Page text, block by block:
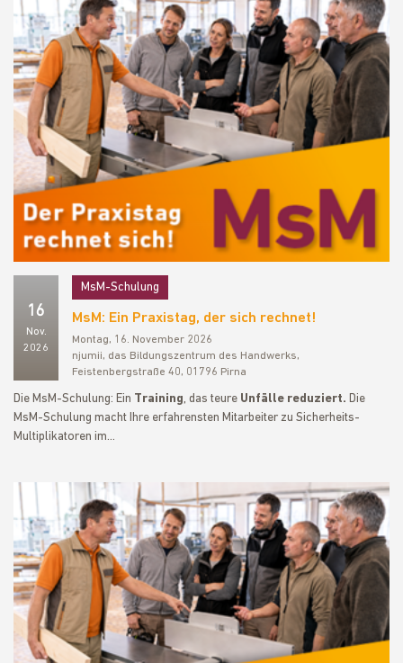
16
Nov.
2026
MsM-Schulung
MsM: Ein Praxistag, der sich rechnet!
Montag, 16. November 2026
njumii, das Bildungszentrum des Handwerks,
Feistenbergstraße 40, 01796 Pirna
Die MsM-Schulung: Ein Training, das teure Unfälle reduziert. Die
MsM-Schulung macht Ihre erfahrensten Mitarbeiter zu Sicherheits-
Multiplikatoren im…